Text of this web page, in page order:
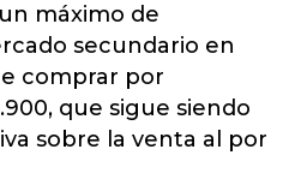
máximo de
secundario en
comprar por
que sigue siendo
sobre la venta al por